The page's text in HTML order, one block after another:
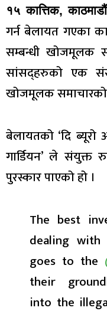
१५ कात्तिक,
गर्न बेलायत गएका
सम्बन्धी खोजमूलक
सांसद्हरुको एक
खोजमूलक समाचारको
बेलायतको ‘दि ब्यूरो
गार्डियन’ ले संयुक्त
पुरस्कार पाएको हो ।
The best
dealing with
goes to the
their
into the